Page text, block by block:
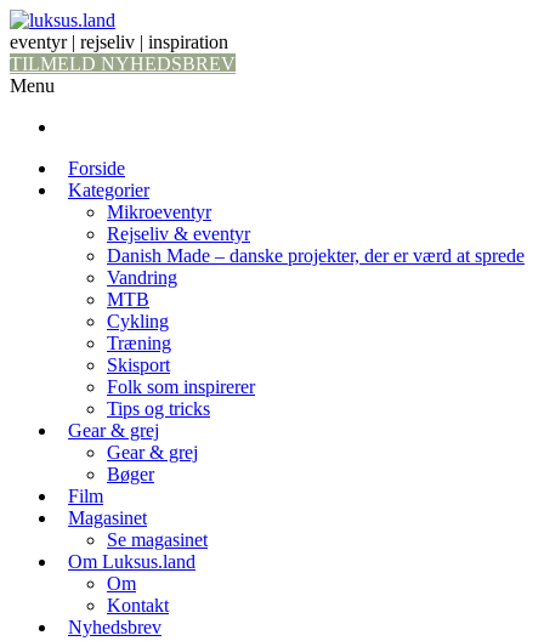
eventyr | rejseliv | inspiration
TILMELD NYHEDSBREV
Menu
Forside
Kategorier
Mikroeventyr
Rejseliv & eventyr
Danish Made – danske projekter, der er værd at sprede
Vandring
MTB
Cykling
Træning
Skisport
Folk som inspirerer
Tips og tricks
Gear & grej
Gear & grej
Bøger
Film
Magasinet
Se magasinet
Om Luksus.land
Om
Kontakt
Nyhedsbrev